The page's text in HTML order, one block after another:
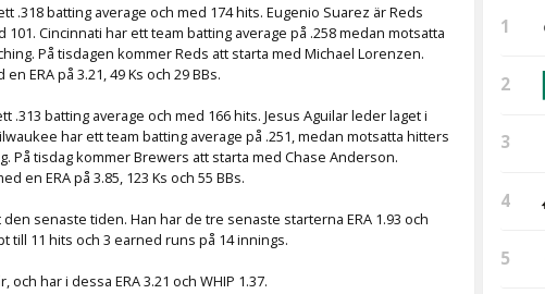
.318 batting average och med 174 hits. Eugenio Suarez är Reds
Cincinnati har ett team batting average på .258 medan motsatta
På tisdagen kommer Reds att starta med Michael Lorenzen.
ERA på 3.21, 49 Ks och 29 BBs.
.313 batting average och med 166 hits. Jesus Aguilar leder laget i
har ett team batting average på .251, medan motsatta hitters
På tisdag kommer Brewers att starta med Chase Anderson.
en ERA på 3.85, 123 Ks och 55 BBs.
senaste tiden. Han har de tre senaste starterna ERA 1.93 och
till 11 hits och 3 earned runs på 14 innings.
har i dessa ERA 3.21 och WHIP 1.37.
1
2
3
4
5